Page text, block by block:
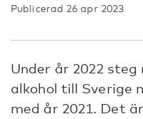
Publicerad 26 apr 2023
Under år 2022
alkohol till Sverige
med år 2021. Det